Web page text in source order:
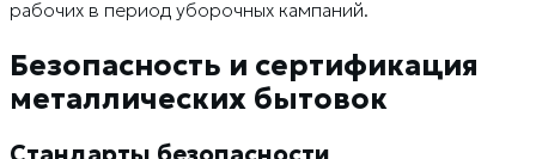
рабочих в период уборочных кампаний.
Безопасность и сертификация
металлических бытовок